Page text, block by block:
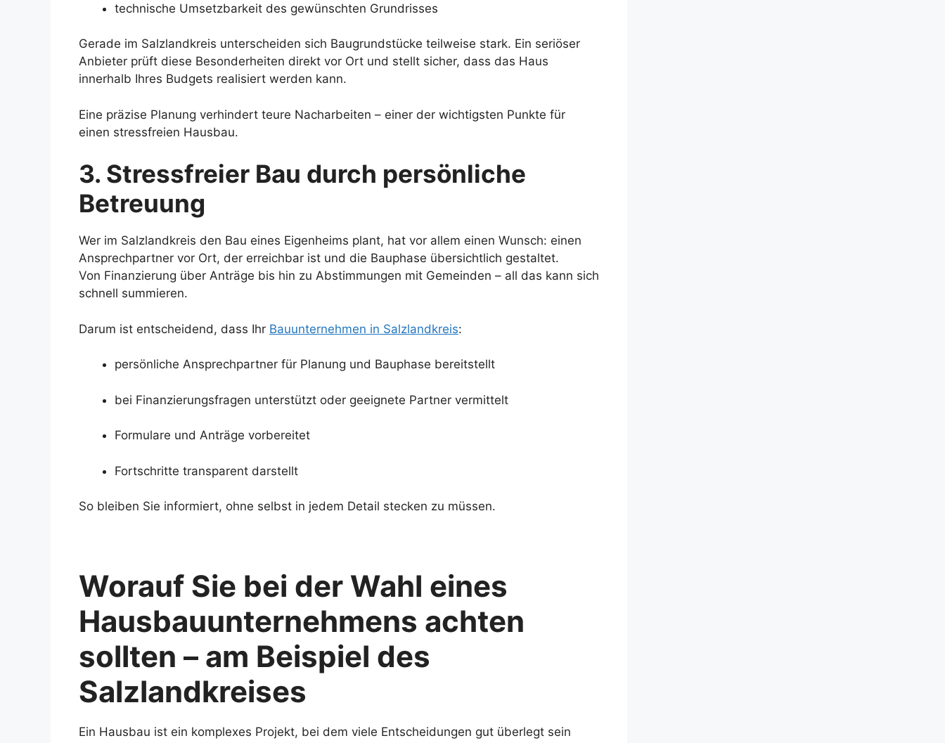
technische Umsetzbarkeit des gewünschten Grundrisses
Gerade im Salzlandkreis unterscheiden sich Baugrundstücke teilweise stark. Ein seriöser
Anbieter prüft diese Besonderheiten direkt vor Ort und stellt sicher, dass das Haus
innerhalb Ihres Budgets realisiert werden kann.
Eine präzise Planung verhindert teure Nacharbeiten – einer der wichtigsten Punkte für
einen stressfreien Hausbau.
3. Stressfreier Bau durch persönliche
Betreuung
Wer im Salzlandkreis den Bau eines Eigenheims plant, hat vor allem einen Wunsch: einen
Ansprechpartner vor Ort, der erreichbar ist und die Bauphase übersichtlich gestaltet.
Von Finanzierung über Anträge bis hin zu Abstimmungen mit Gemeinden – all das kann sich
schnell summieren.
Darum ist entscheidend, dass Ihr Bauunternehmen in Salzlandkreis:
persönliche Ansprechpartner für Planung und Bauphase bereitstellt
bei Finanzierungsfragen unterstützt oder geeignete Partner vermittelt
Formulare und Anträge vorbereitet
Fortschritte transparent darstellt
So bleiben Sie informiert, ohne selbst in jedem Detail stecken zu müssen.
Worauf Sie bei der Wahl eines
Hausbauunternehmens achten
sollten – am Beispiel des
Salzlandkreises
Ein Hausbau ist ein komplexes Projekt, bei dem viele Entscheidungen gut überlegt sein